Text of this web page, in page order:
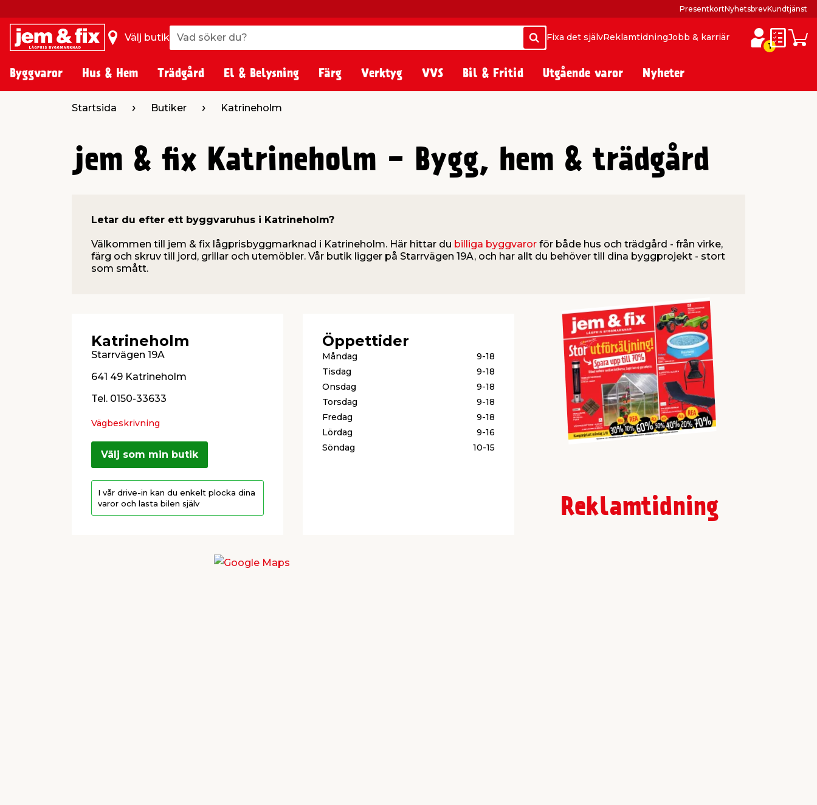
Välj butik Vad söker du?
Sök
Vad söker du?
SökFixa det självReklamtidningJobb & karriär
1
PresentkortNyhetsbrevKundtjänst
Byggvaror Hus & Hem Trädgård El & Belysning Färg Verktyg VVS Bil & Fritid Utgående varor Nyheter
Startsida Butiker Katrineholm
jem & fix Katrineholm - Bygg, hem & trädgård
Letar du efter ett byggvaruhus i Katrineholm?
Välkommen till jem & fix lågprisbyggmarknad i Katrineholm. Här hittar du billiga byggvaror för både hus och trädgård - från virke,
färg och skruv till jord, grillar och utemöbler. Vår butik ligger på Starrvägen 19A, och har allt du behöver till dina byggprojekt - stort
som smått.
Katrineholm
Starrvägen 19A
641 49 Katrineholm
Tel. 0150-33633
Vägbeskrivning
Välj som min butik
I vår drive-in kan du enkelt plocka dina
varor och lasta bilen själv
Öppettider
Måndag
9-18
Tisdag
9-18
Onsdag
9-18
Torsdag
9-18
Fredag
9-18
Lördag
9-16
Söndag
10-15
Reklamtidning